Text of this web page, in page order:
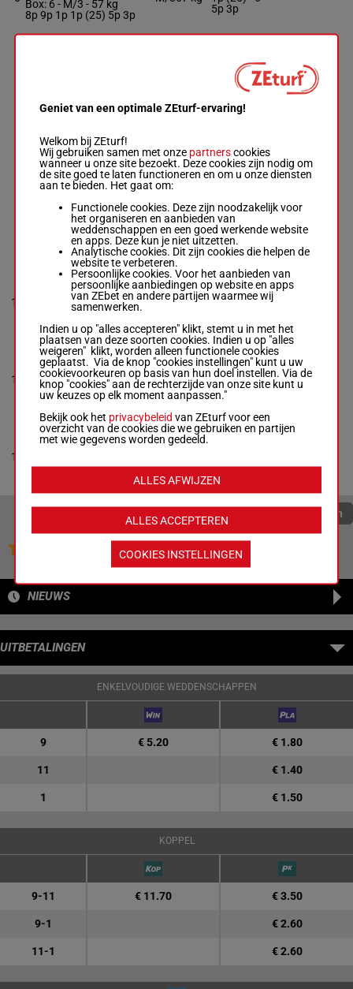
Box: 6 - M/3 - 57 kg
8p 9p 1p 1p (25) 5p 3p
5p 3p
8p (25)
1p 12p
7
C Little-D S Bosch
Box: 8 -M/7 -57.5 kg
8p 5p 4p 7p 6p 1p
M/7kg
7p 6p 1p8
DE VLUGGE
M Michel-G I Rich
M/4 -61.5 kg
1p 1p 3p (25) 2p 1p 4p
M/461.5
kg
1p 1p 3p
(25) 2p
1p 4p
9
10
DARLINGBUDSOFMAY
K Mitchley
M/3 -52 kg
M/352 kg
7p 6p
(25) 13p10
11
QHAWEKAZI
S Veale-W M Masawi
Box: 11 - M/5 -58 kg
3p 5p 3p (25) 5p 1p 2p
M/558 kg
3p 5p 3p
(25) 5p
1p 2p
11
12
KALI BWANA
2p 2p
Quoteringen verversen
NIEUWS
UITBETALINGEN
ENKELVOUDIGE WEDDENSCHAPPEN
9 € 5.20 € 1.80
11 € 1.40
1 € 1.50
KOPPEL
9-11 € 11.70 € 3.50
9-1 € 2.60
11-1 € 2.60
Geniet van een optimale ZEturf-ervaring!
Welkom bij ZEturf!
Wij gebruiken samen met onze partnerscookies
wanneer u onze site bezoekt. Deze cookies zijn nodig om
de site goed te laten functioneren en om u onze diensten
aan te bieden. Het gaat om:
Functionele cookies. Deze zijn noodzakelijk voor
het organiseren en aanbieden van
weddenschappen en een goed werkende website
en apps. Deze kun je niet uitzetten.
Analytische cookies. Dit zijn cookies die helpen de
website te verbeteren.
Persoonlijke cookies. Voor het aanbieden van
persoonlijke aanbiedingen op website en apps
van ZEbet en andere partijen waarmee wij
samenwerken.
Indien u op "alles accepteren" klikt, stemt u in met het
plaatsen van deze soorten cookies. Indien u op "alles
weigeren" klikt, worden alleen functionele cookies
geplaatst. Via de knop "cookies instellingen" kunt u uw
cookievoorkeuren op basis van hun doel instellen. Via de
knop "cookies" aan de rechterzijde van onze site kunt u
uw keuzes op elk moment aanpassen."
Bekijk ook het privacybeleid van ZEturf voor een
overzicht van de cookies die we gebruiken en partijen
met wie gegevens worden gedeeld.
ALLES ACCEPTEREN
ALLES AFWIJZEN
COOKIES INSTELLINGEN